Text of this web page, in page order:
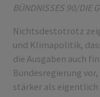
BÜNDNISSES 90/DIE
Nichtsdestotrotz
und Klimapolitik,
die Ausgaben auch
Bundesregierung
stärker als